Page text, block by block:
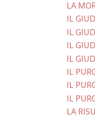
LA
IL
IL
IL
IL
IL
IL
IL
LA